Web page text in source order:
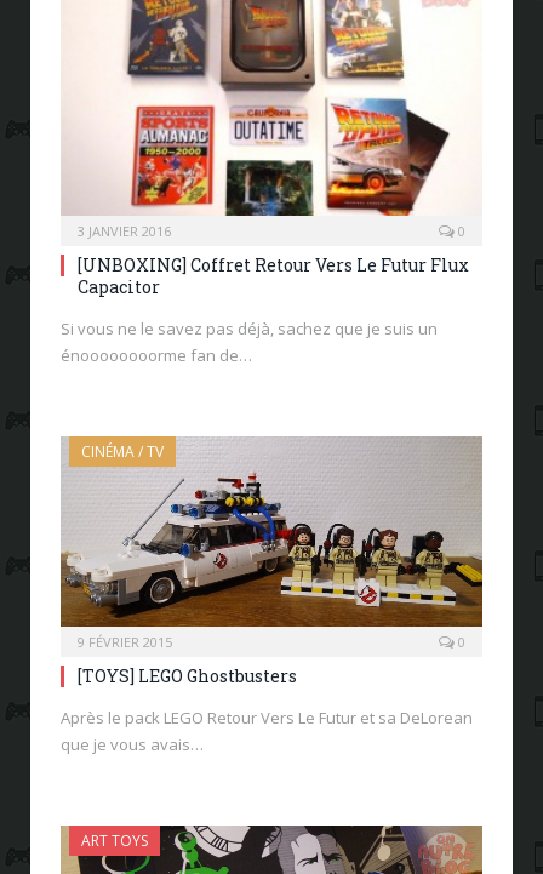
3 JANVIER 2016 0
[UNBOXING] Coffret Retour Vers Le Futur Flux
Capacitor
Si vous ne le savez pas déjà, sachez que je suis un
énoooooooorme fan de…
CINÉMA / TV
9 FÉVRIER 2015 0
[TOYS] LEGO Ghostbusters
Après le pack LEGO Retour Vers Le Futur et sa DeLorean
que je vous avais…
ART TOYS